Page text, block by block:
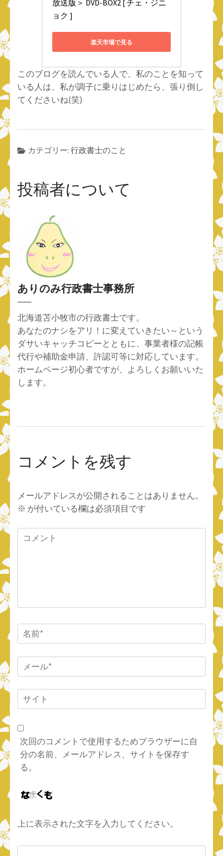
放送版＞ DVD-BOX2 [ チェ・ジニ
ョク ]
楽天市場で見る
このブログを読んでいる人で、私のことを知って
いる人は、私が調子に乗りはじめたら、張り倒し
てくださいね(笑)
カテゴリー: 行政書士のこと
投稿者について
ありのみ行政書士事務所
北海道苫小牧市の行政書士です。
あなたのナシをアリ！に変えていきたい～という
ダサいキャッチコピーとともに、事業者様の記帳
代行や補助金申請、許認可等に対応しています。
ホームページ初心者ですが、よろしくお願いいた
します。
コメントを残す
メールアドレスが公開されることはありません。
※ が付いている欄は必須項目です
コ
名
前
*
ー
ル
サ
イ
次回のコメントで使用するためブラウザーに自
分の名前、メールアドレス、サイトを保存す
る。
上に表示された文字を入力してください。